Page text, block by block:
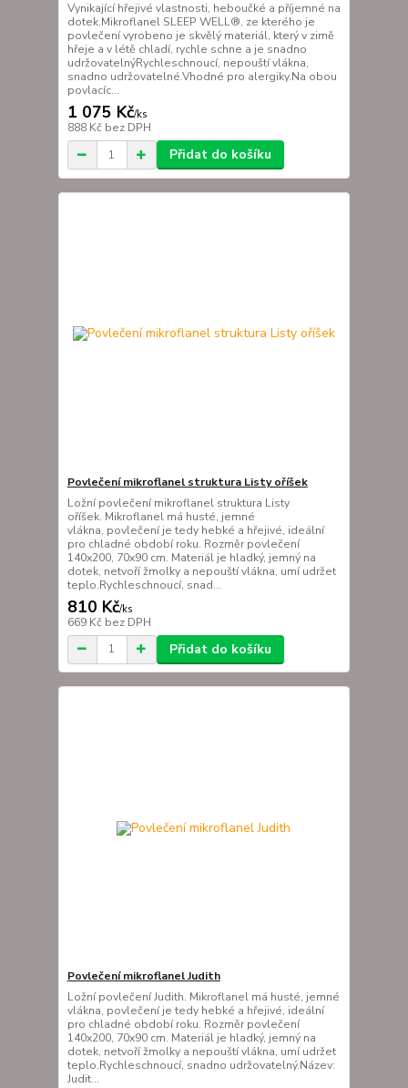
Vynikající hřejivé vlastnosti, heboučké a příjemné na
dotek.Mikroflanel SLEEP WELL®, ze kterého je
povlečení vyrobeno je skvělý materiál, který v zimě
hřeje a v létě chladí, rychle schne a je snadno
udržovatelnýRychleschnoucí, nepouští vlákna,
snadno udržovatelné.Vhodné pro alergiky.Na obou
povlacíc...
1 075 Kč/ks
888 Kč bez DPH
Přidat do košíku
Povlečení mikroflanel struktura Listy oříšek
Ložní povlečení mikroflanel struktura Listy
oříšek. Mikroflanel má husté, jemné
vlákna, povlečení je tedy hebké a hřejivé, ideální
pro chladné období roku. Rozměr povlečení
140x200, 70x90 cm. Materiál je hladký, jemný na
dotek, netvoří žmolky a nepouští vlákna, umí udržet
teplo.Rychleschnoucí, snad...
810 Kč/ks
669 Kč bez DPH
Přidat do košíku
Povlečení mikroflanel Judith
Ložní povlečení Judith. Mikroflanel má husté, jemné
vlákna, povlečení je tedy hebké a hřejivé, ideální
pro chladné období roku. Rozměr povlečení
140x200, 70x90 cm. Materiál je hladký, jemný na
dotek, netvoří žmolky a nepouští vlákna, umí udržet
teplo.Rychleschnoucí, snadno udržovatelný.Název:
Judit...